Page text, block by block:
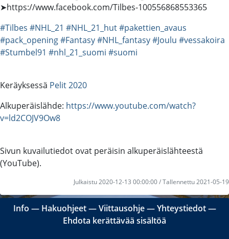
➤https://www.facebook.com/Tilbes-100556868553365
#Tilbes #NHL_21 #NHL_21_hut#pakettien_avaus
#pack_opening#Fantasy#NHL_fantasy#Joulu #vessakoira
#Stumbel91 #nhl_21_suomi #suomi
Keräyksessä Pelit 2020
Alkuperäislähde: https://www.youtube.com/watch?
v=ld2COJV9Ow8
Sivun kuvailutiedot ovat peräisin alkuperäislähteestä
(YouTube).
Julkaistu 2020-12-13 00:00:00 / Tallennettu 2021-05-19
Info ― Hakuohjeet―Viittausohje―Yhteystiedot―
Ehdota kerättävää sisältöä